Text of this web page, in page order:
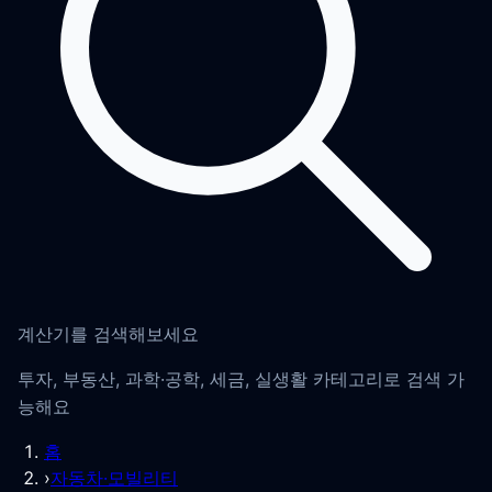
계산기를 검색해보세요
투자, 부동산, 과학·공학, 세금, 실생활 카테고리로 검색 가
능해요
홈
›자동차·모빌리티